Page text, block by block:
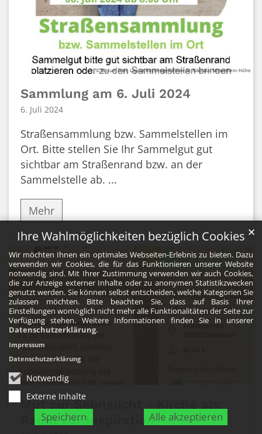
Ihre Wahlmöglichkeiten bezüglich Cookies
Wir möchten Ihnen ein optimales Webseiten-Erlebnis zu bieten. Dazu
verwenden wir Cookies, die für das Funktionieren unserer Website
notwendig sind. Mit Ihrer Zustimmung verwenden wir auch Cookies,
die zur Anzeige externer Inhalte oder zu anonymen Statistikzwecken
genutzt werden. Sie können selbst entscheiden, welche Kategorien Sie
zulassen möchten. Bitte beachten Sie, dass auf Basis Ihrer
Einstellungen womöglich nicht mehr alle Funktionalitäten der Seite zur
Verfügung stehen. Weitere Informationen finden Sie in unserer
Datenschutzerklärung.
Notwendig
Externe Inhalte
Speichern Alle akzeptieren
✕
Impressum
Datenschutzerklärung
© Bistum Trier, Layout Kirchengemeinde St. Nikolaus Mittelrhein-Höhe
Sammlung am 6. Juli 2024
6. Juli 2024
Straßensammlung bzw. Sammelstellen im
Ort. Bitte stellen Sie Ihr Sammelgut gut
sichtbar am Straßenrand bzw. an der
Sammelstelle ab. ...
Mehr
Mut zur Sehnsucht - Kirche als
Raum zur Inspiration